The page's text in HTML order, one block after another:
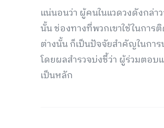
แน่นอนว่า ผู้คนในแวดวงดังกล่า
นั้น ช่องทางที่พวกเขาใช้ในการ
ต่างนั้น ก็เป็นปัจจัยสำคัญในกา
โดยผลสำรวจบ่งชี้ว่า ผู้ร่วมตอบ
เป็นหลัก